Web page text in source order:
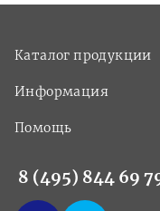
Каталог продукции
Информация
Помощь
8 (495) 844 69